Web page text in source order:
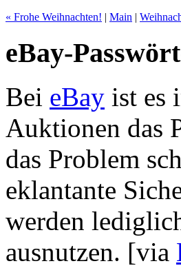
« Frohe Weihnachten! | Main |
eBay-
Bei eBay ist es
Auktionen das
das Problem
eklantante
werden
ausnutzen. [via